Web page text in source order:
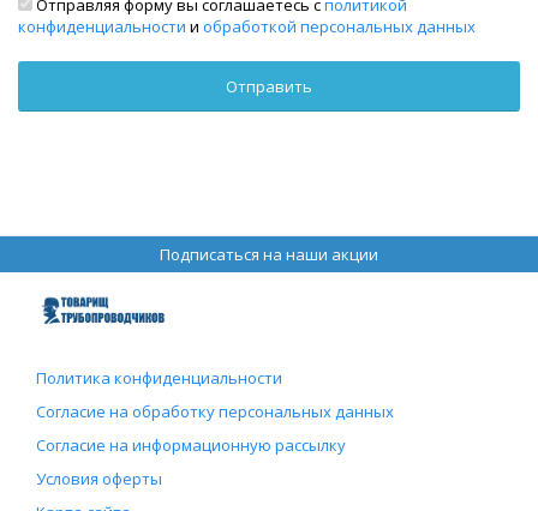
конфиденциальности и обработкой персональных данных
Подписаться на наши акции
Политика конфиденциальности
Согласие на обработку персональных данных
Согласие на информационную рассылку
Условия оферты